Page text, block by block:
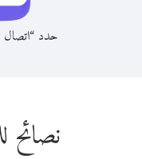
حدد “اتصال Viber Out” من عنوان المحادثة
نصائح